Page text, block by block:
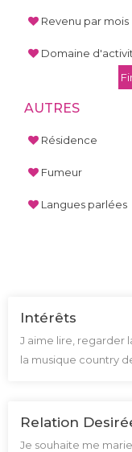
Revenu par mois
Domaine
AUTRES
Résidence
Fumeur
Langues parlées
Intérêts
J aime lire, regarder
la musique country
Relation
Je souhaite me